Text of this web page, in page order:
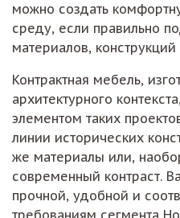
можно создать
среду, если правильно
материалов,
Контрактная мебель,
архитектурного
элементом таких
линии исторических
же материалы или,
современный контраст.
прочной, удобной и